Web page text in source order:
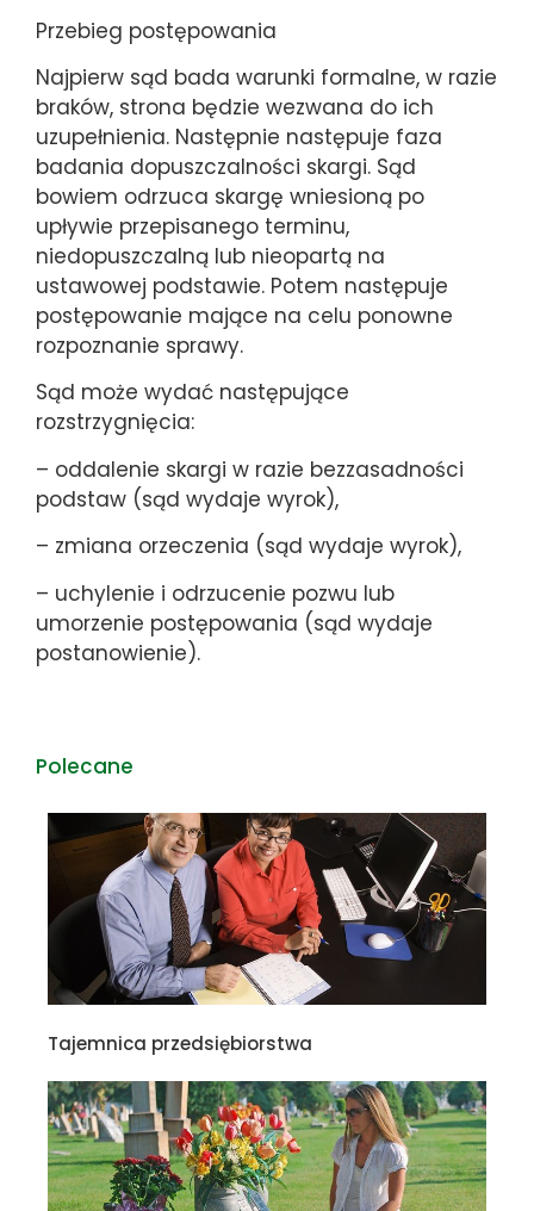
Przebieg postępowania
Najpierw sąd bada warunki formalne, w razie
braków, strona będzie wezwana do ich
uzupełnienia. Następnie następuje faza
badania dopuszczalności skargi. Sąd
bowiem odrzuca skargę wniesioną po
upływie przepisanego terminu,
niedopuszczalną lub nieopartą na
ustawowej podstawie. Potem następuje
postępowanie mające na celu ponowne
rozpoznanie sprawy.
Sąd może wydać następujące
rozstrzygnięcia:
– oddalenie skargi w razie bezzasadności
podstaw (sąd wydaje wyrok),
– zmiana orzeczenia (sąd wydaje wyrok),
– uchylenie i odrzucenie pozwu lub
umorzenie postępowania (sąd wydaje
postanowienie).
Polecane
Tajemnica przedsiębiorstwa